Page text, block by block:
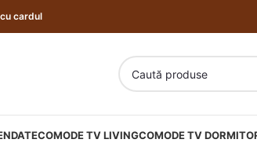
cardul
COMODE TV LIVINGCOMODE TV